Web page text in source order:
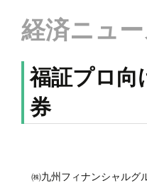
経済ニュー
福証プロ向
券
㈱九州フィナンシャルグ